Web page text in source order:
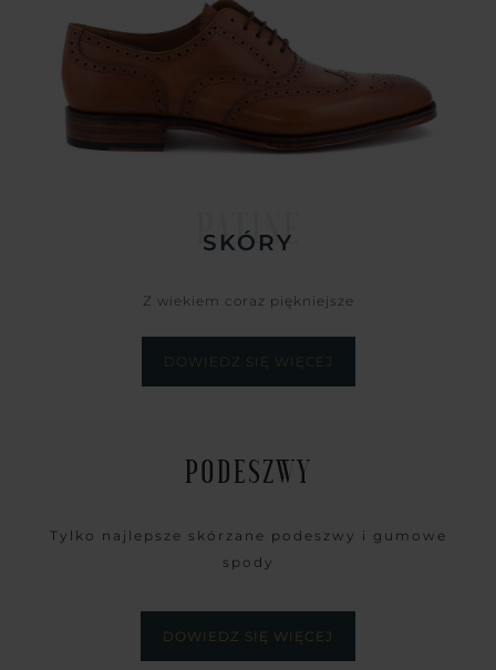
PATINE
SKÓRY
Z wiekiem coraz piękniejsze
DOWIEDZ SIĘ WIĘCEJ
PODESZWY
Tylko najlepsze skórzane podeszwy i gumowe
spody
DOWIEDZ SIĘ WIĘCEJ